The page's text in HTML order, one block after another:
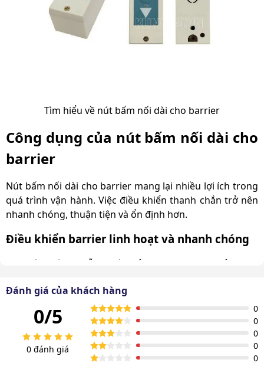
Tìm hiểu về nút bấm nối dài cho barrier
Công dụng của nút bấm nối dài cho
barrier
Nút bấm nối dài cho barrier mang lại nhiều lợi ích trong
quá trình vận hành. Việc điều khiển thanh chắn trở nên
nhanh chóng, thuận tiện và ổn định hơn.
Điều khiển barrier linh hoạt và nhanh chóng
Nút bấm nối dài hỗ trợ đầy đủ các chức năng mở, đóng
điều khiển barrier ngay khi phương tiện ra vào mà
không cần sử dụng remote cầm tay. Quá trình kiểm soát
diễn ra nhanh chóng và chính xác.
Kết nối ổn định với khoảng cách xa
Đánh giá của khách hàng
0/5
0 đánh giá
0
0
0
0
0